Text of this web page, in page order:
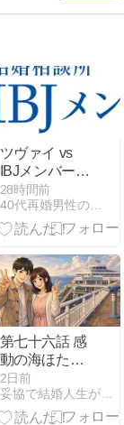
ツヴァイ vs
IBJメンバーズ
徹底比較
【2026年最新
版】40代再婚
ちがおすす
め？
28時間前
40代再婚男性の婚活完全ガイド
第七十六話 感
動の海ほた
る……その裏
で進行してい
たすれ違い
2日前
妥協で結婚人生が地獄になったので本気で婚を目指します